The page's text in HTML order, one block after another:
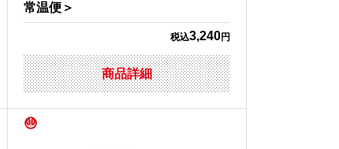
常温便＞
税込3,240円
商品詳細